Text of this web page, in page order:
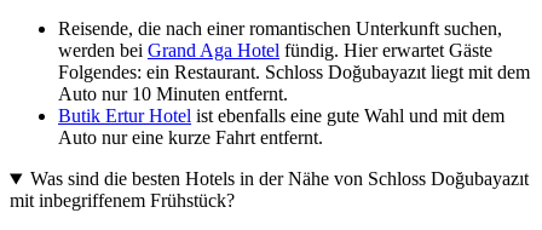
Reisende, die nach einer romantischen Unterkunft suchen,
werden bei Grand Aga Hotel fündig. Hier erwartet Gäste
Folgendes: ein Restaurant. Schloss Doğubayazıt liegt mit dem
Auto nur 10 Minuten entfernt.
Butik Ertur Hotel ist ebenfalls eine gute Wahl und mit dem
Auto nur eine kurze Fahrt entfernt.
Was sind die besten Hotels in der Nähe von Schloss Doğubayazıt
mit inbegriffenem Frühstück?